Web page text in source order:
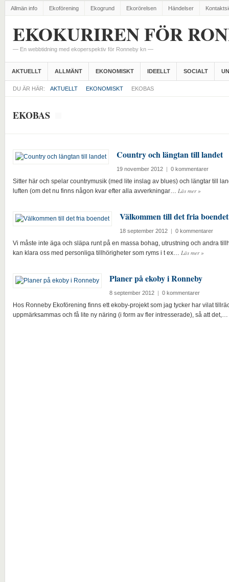
Allmän info Ekoförening Ekogrund Ekorörelsen Händelser
EKOKURIREN FÖR
— En webbtidning med ekoperspektiv för Ronneby kn —
AKTUELLT ALLMÄNT EKONOMISKT IDEELLT SOCIALT
DU ÄR HÄR: AKTUELLT EKONOMISKT EKOBAS
EKOBAS
Country och längtan till landet
19 november 2012 | 0 kommentarer
Sitter här och spelar countrymusik (med lite inslag av blues) och längtar till
luften (om det nu finns någon kvar efter alla avverkningar… Läs mer»
Välkommen till det fria boendet
18 september 2012 | 0 kommentarer
Vi måste inte äga och släpa runt på en massa bohag, utrustning och andra
kan klara oss med personliga tillhörigheter som ryms i t ex… Läs mer»
Planer på ekoby i Ronneby
8 september 2012 | 0 kommentarer
Hos Ronneby Ekoförening finns ett ekoby-projekt som jag tycker har vilat
uppmärksammas och få lite ny näring (i form av fler intresserade), så att det,…